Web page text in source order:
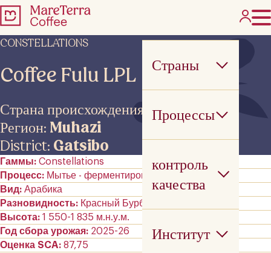
Страны
Процессы
контроль
качества
Институт
CONSTELLATIONS
Coffee Fulu LPL
Страна происхождения: Руанда
Регион: Muhazi
District: Gatsibo
Гаммы Constellations
Процесс
Мытье - ферментирован
Вид Арабика
Разновидность
Красный Бурбон
Высота 1 550-1 835 м.н.у.м.
Год сбора урожая 2025-26
Оценка SCA 87,75